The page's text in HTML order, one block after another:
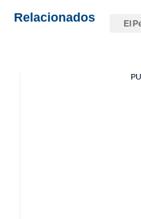
Relacionados El